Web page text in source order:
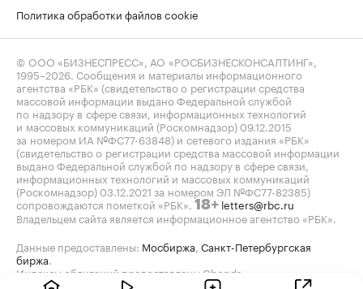
Политика обработки файлов cookie
© ООО «БИЗНЕСПРЕСС», АО «РОСБИЗНЕСКОНСАЛТИНГ»,
1995–2026 . Сообщения и материалы информационного
агентства «РБК» (свидетельство о регистрации средства
массовой информации выдано Федеральной службой
по надзору в сфере связи, информационных технологий
и массовых коммуникаций (Роскомнадзор) 09.12.2015
за номером ИА №ФС77-63848) и сетевого издания «РБК»
(свидетельство о регистрации средства массовой информации
выдано Федеральной службой по надзору в сфере связи,
информационных технологий и массовых коммуникаций
(Роскомнадзор) 03.12.2021 за номером ЭЛ №ФС77-82385)
сопровождаются пометкой «РБК». 18+ letters@rbc.ru
Владельцем сайта является информационное агентство «РБК».
Данные предоставлены: Мосбиржа Санкт-Петербургская
биржа
Индексы облигаций предоставлены Cbonds.